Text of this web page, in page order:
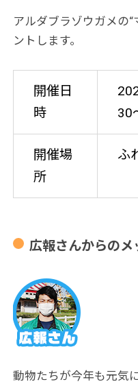
アルダブラゾウガメの
ントします。
開催日
時
30
開催場
所
ふ
広報さんからのメ
動物たちが今年も元気